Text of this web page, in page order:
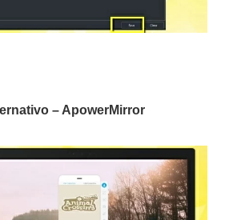
– ApowerMirror